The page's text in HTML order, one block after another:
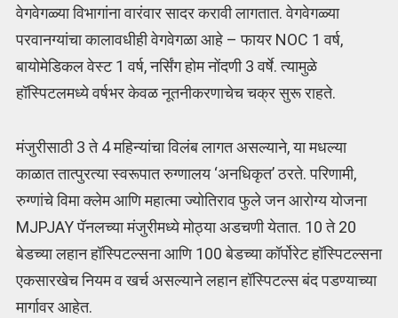
वेगवेगळ्या विभागांना वारंवार सादर करावी लागतात. वेगवेगळ्या
परवानग्यांचा कालावधीही वेगवेगळा आहे – फायर NOC 1 वर्ष,
बायोमेडिकल वेस्ट 1 वर्ष, नर्सिंग होम नोंदणी 3 वर्षे. त्यामुळे
हॉस्पिटलमध्ये वर्षभर केवळ नूतनीकरणाचेच चक्र सुरू राहते.
मंजुरीसाठी 3 ते 4 महिन्यांचा विलंब लागत असल्याने, या मधल्या
काळात तात्पुरत्या स्वरूपात रुग्णालय ‘अनधिकृत’ ठरते. परिणामी,
रुग्णांचे विमा क्लेम आणि महात्मा ज्योतिराव फुले जन आरोग्य योजना
MJPJAY पॅनलच्या मंजुरीमध्ये मोठ्या अडचणी येतात. 10 ते 20
बेडच्या लहान हॉस्पिटल्सना आणि 100 बेडच्या कॉर्पोरेट हॉस्पिटल्सना
एकसारखेच नियम व खर्च असल्याने लहान हॉस्पिटल्स बंद पडण्याच्या
मार्गावर आहेत.